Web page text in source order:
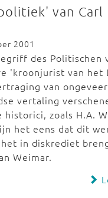
van Carl
2001
des Politischen
'kroonjurist van het
van
vertaling
historici, zoals H.A.
het eens dat dit
in diskrediet
Weimar.